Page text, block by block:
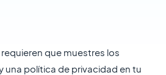
que muestres los
una política de privacidad en tu